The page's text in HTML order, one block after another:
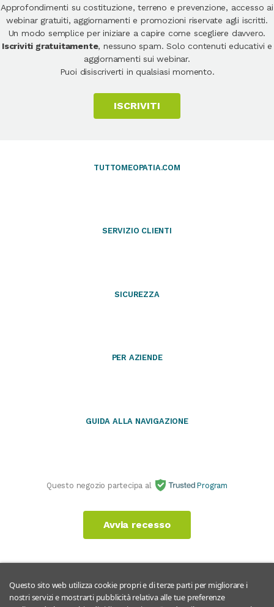
Approfondimenti su costituzione, terreno e prevenzione, accesso ai
webinar gratuiti, aggiornamenti e promozioni riservate agli iscritti.
Un modo semplice per iniziare a capire come scegliere davvero.
Iscriviti gratuitamente, nessuno spam. Solo contenuti educativi e
aggiornamenti sui webinar.
Puoi disiscriverti in qualsiasi momento.
ISCRIVITI
TUTTOMEOPATIA.COM
SERVIZIO CLIENTI
SICUREZZA
PER AZIENDE
GUIDA ALLA NAVIGAZIONE
Questo negozio partecipa al Program
Avvia recesso
Questo sito web utilizza cookie propri e di terze parti per migliorare i
nostri servizi e mostrarti pubblicità relativa alle tue preferenze